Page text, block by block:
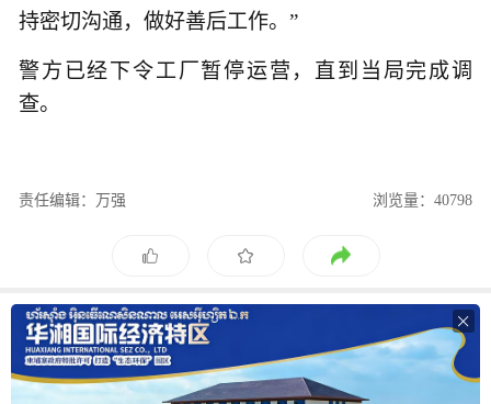
持密切沟通，做好善后工作。”
警方已经下令工厂暂停运营，直到当局完成调
查。
责任编辑：万强 浏览量：40798
